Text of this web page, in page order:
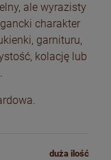
ale wyrazisty
charakter
garnituru,
kolację lub
duża ilość